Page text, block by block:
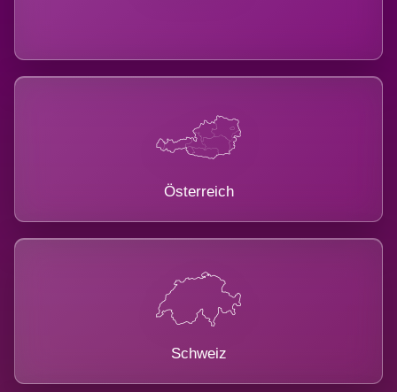
Österreich
Schweiz